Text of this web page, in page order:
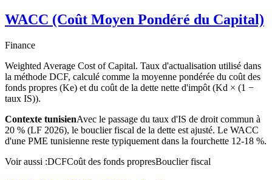
WACC (Coût Moyen Pondéré du Capital)
Finance
Weighted Average Cost of Capital. Taux d'actualisation utilisé dans
la méthode DCF, calculé comme la moyenne pondérée du coût des
fonds propres (Ke) et du coût de la dette nette d'impôt (Kd × (1 −
taux IS)).
Contexte tunisienAvec le passage du taux d'IS de droit commun à
20 % (LF 2026), le bouclier fiscal de la dette est ajusté. Le WACC
d'une PME tunisienne reste typiquement dans la fourchette 12-18 %.
Voir aussi :DCFCoût des fonds propresBouclier fiscal